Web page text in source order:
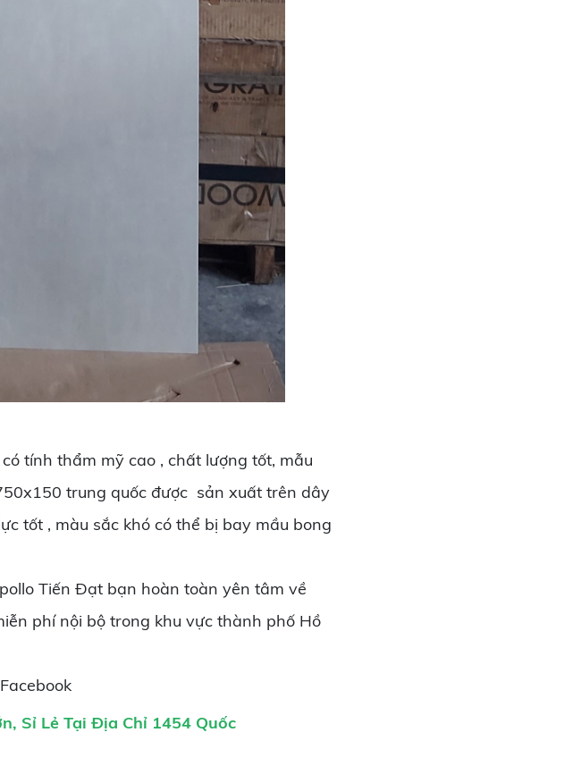
tính thẩm mỹ cao , chất lượng tốt, mẫu
trung quốc được sản xuất trên dây
tốt , màu sắc khó có thể bị bay mầu bong
Tiến Đạt bạn hoàn toàn yên tâm về
phí nội bộ trong khu vực thành phố Hồ
Facebook
, Sỉ Lẻ Tại Địa Chỉ 1454 Quốc